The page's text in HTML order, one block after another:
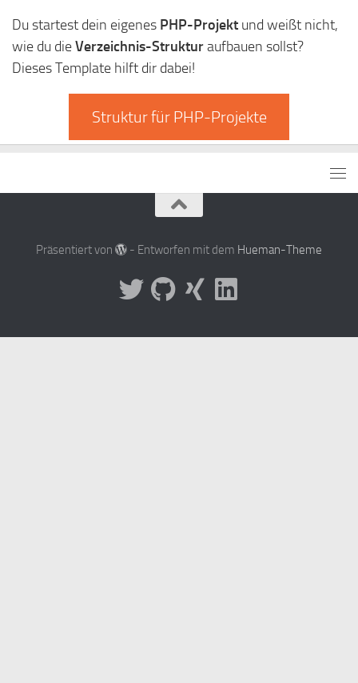
Du startest dein eigenes PHP-Projekt und weißt nicht,
wie du dieVerzeichnis-Strukturaufbauen sollst?
Dieses Template hilft dir dabei!
Struktur für PHP-Projekte
Präsentiert von - Entworfen mit dem Hueman-Theme